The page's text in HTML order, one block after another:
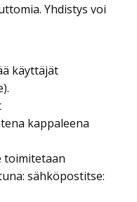
Yhdistys voi
käyttäjät
kappaleena
toimitetaan
sähköpostitse: